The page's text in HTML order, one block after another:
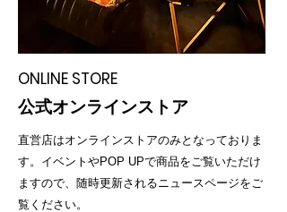
ONLINE STORE
公式オンラインストア
​直営店はオンラインストアのみとなっておりま
す。イベントやPOP UPで商品をご覧いただけ
ますので、随時更新されるニュースページをご
覧ください。